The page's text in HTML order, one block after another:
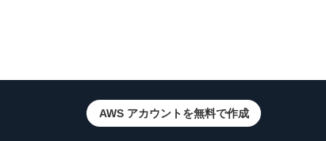
AWS アカウントを無料で作成